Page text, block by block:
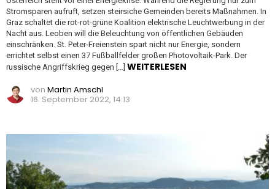
Stromsparen aufruft, setzen steirsiche Gemeinden bereits Maßnahmen. In
Graz schaltet die rot-rot-grüne Koalition elektrische Leuchtwerbung in der
Nacht aus. Leoben will die Beleuchtung von öffentlichen Gebäuden
einschränken. St. Peter-Freienstein spart nicht nur Energie, sondern
errichtet selbst einen 37 Fußballfelder großen Photovoltaik-Park. Der
russische Angriffskrieg gegen […] WEITERLESEN
von Martin Amschl
16. September 2022, 14:13